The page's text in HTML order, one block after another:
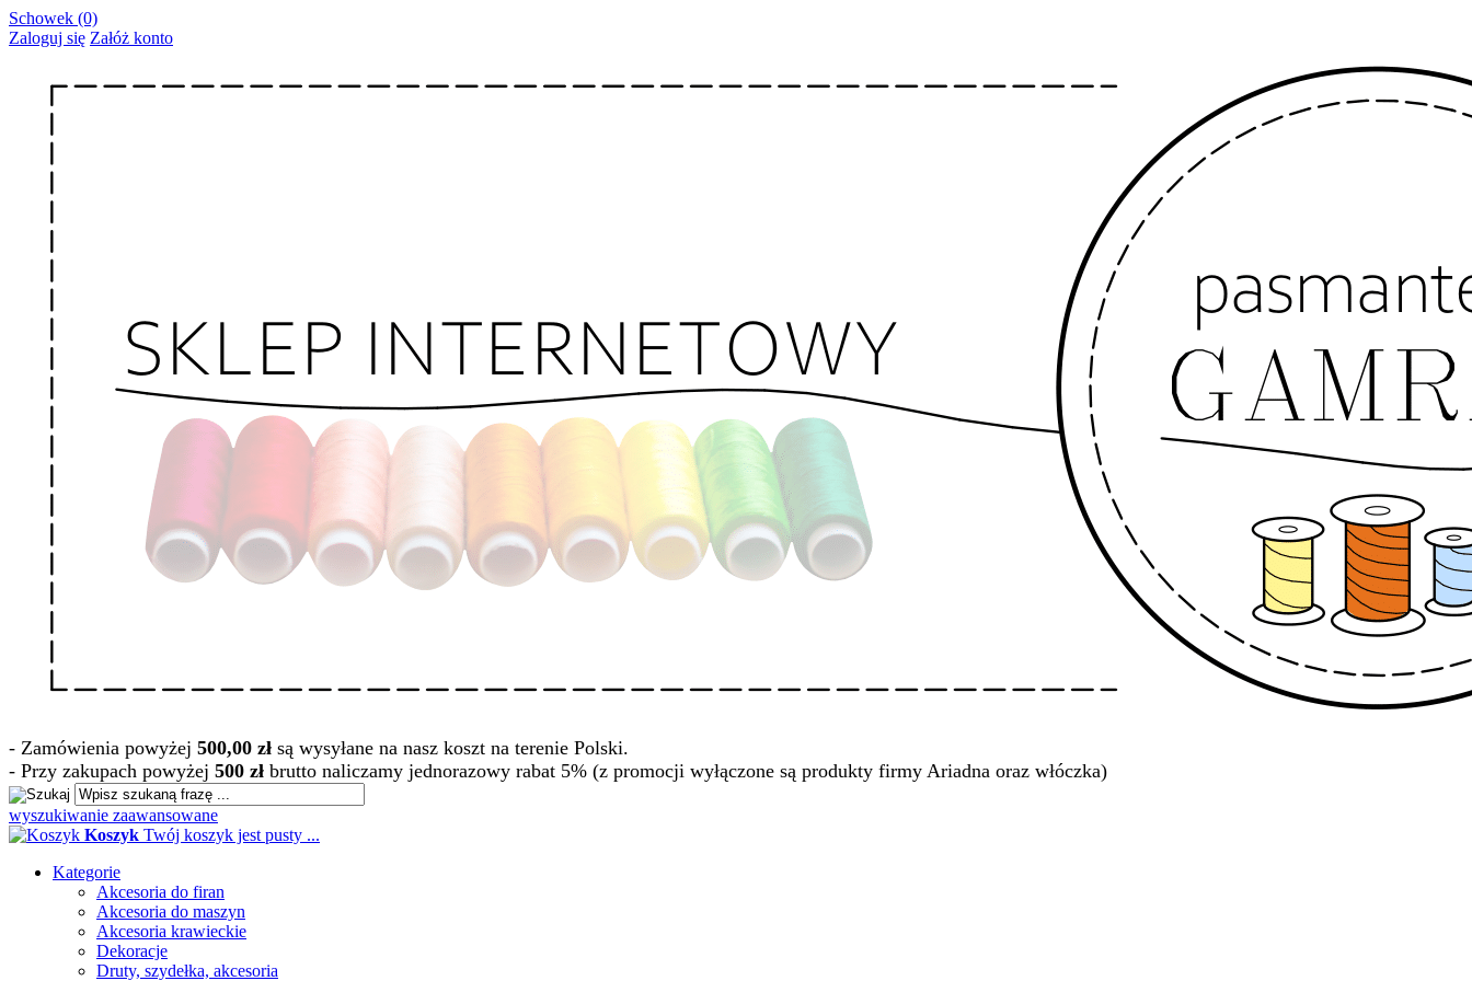
Schowek (0)
Zaloguj się Załóż konto
- Zamówienia powyżej 500,00 zł są wysyłane na nasz koszt na terenie Polski.
- Przy zakupach powyżej 500 zł brutto naliczamy jednorazowy rabat 5% (z promocji wyłączone są produkty firmy Ariadna oraz włóczka)
wyszukiwanie zaawansowane
Koszyk Twój koszyk jest pusty ...
Kategorie
Akcesoria do firan
Akcesoria do maszyn
Akcesoria krawieckie
Dekoracje
Druty, szydełka, akcesoria